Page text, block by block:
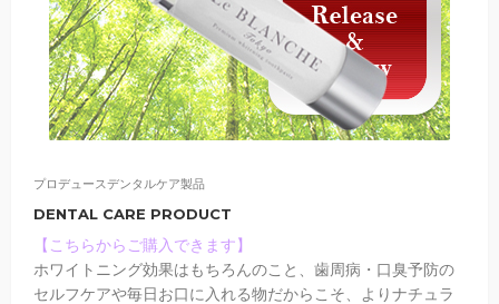
プロデュースデンタルケア製品
DENTAL CARE PRODUCT
【こちらからご購入できます】
ホワイトニング効果はもちろんのこと、歯周病・口臭予防の
セルフケアや毎日お口に入れる物だからこそ、よりナチュラ